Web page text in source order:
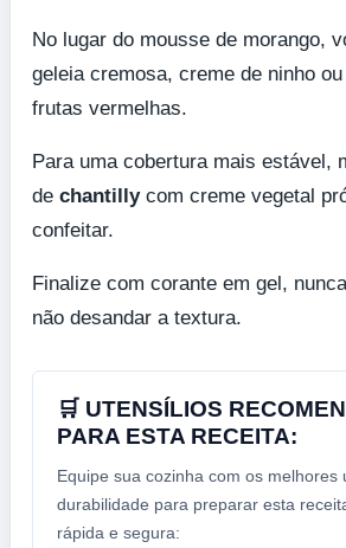
No lugar do mousse de morango,
geleia cremosa, creme de ninho
frutas vermelhas.
Para uma cobertura mais estável,
de chantillycom creme vegetal
confeitar.
Finalize com corante em gel,
não desandar a textura.
🛒 UTENSÍLIOS
PARA ESTA RECEITA:
Equipe sua cozinha com os melhores
durabilidade para preparar esta
rápida e segura: